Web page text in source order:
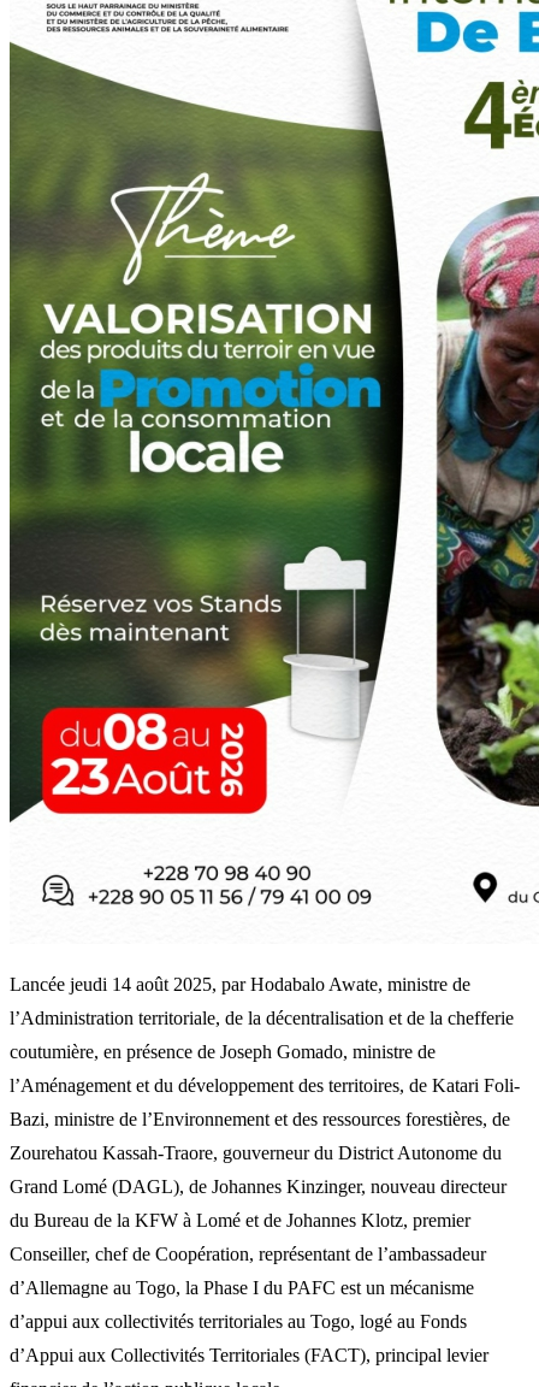
Lancée jeudi 14 août 2025, par Hodabalo Awate, ministre de
l’Administration territoriale, de la décentralisation et de la chefferie
coutumière, en présence de Joseph Gomado, ministre de
l’Aménagement et du développement des territoires, de Katari Foli-
Bazi, ministre de l’Environnement et des ressources forestières, de
Zourehatou Kassah-Traore, gouverneur du District Autonome du
Grand Lomé (DAGL), de Johannes Kinzinger, nouveau directeur
du Bureau de la KFW à Lomé et de Johannes Klotz, premier
Conseiller, chef de Coopération, représentant de l’ambassadeur
d’Allemagne au Togo, la Phase I du PAFC est un mécanisme
d’appui aux collectivités territoriales au Togo, logé au Fonds
d’Appui aux Collectivités Territoriales (FACT), principal levier